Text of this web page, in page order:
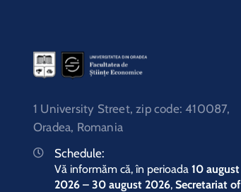
1 University Street, zip code: 410087,
Oradea, Romania
Schedule:
Vă informăm că, în perioada 10 august
2026 – 30 august 2026, Secretariat of